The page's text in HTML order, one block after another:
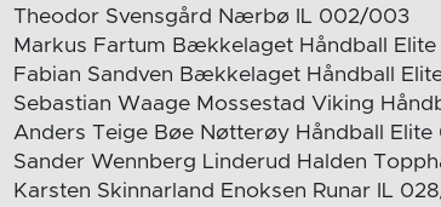
Theodor Svensgård Nærbø IL 002/003
Markus Fartum Bækkelaget Håndball
Fabian Sandven Bækkelaget Håndball Elite
Sebastian Waage Mossestad Viking
Anders Teige Bøe Nøtterøy Håndball
Sander Wennberg Linderud Halden
Karsten Skinnarland Enoksen Runar IL